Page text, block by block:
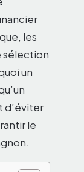
les
sélection
un
d’éviter
le